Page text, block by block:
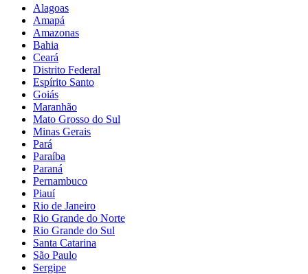
Alagoas
Amapá
Amazonas
Bahia
Ceará
Distrito Federal
Espírito Santo
Goiás
Maranhão
Mato Grosso do Sul
Minas Gerais
Pará
Paraíba
Paraná
Pernambuco
Piauí
Rio de Janeiro
Rio Grande do Norte
Rio Grande do Sul
Santa Catarina
São Paulo
Sergipe